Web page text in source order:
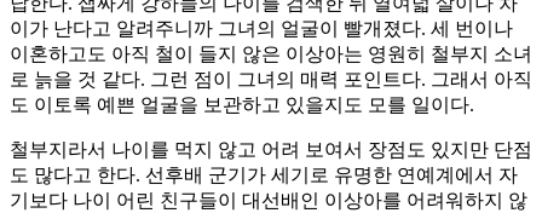
이가 난다고 알려주니까 그녀의 얼굴이 빨개졌다. 세 번이나
이혼하고도 아직 철이 들지 않은 이상아는 영원히 철부지 소녀
로 늙을 것 같다. 그런 점이 그녀의 매력 포인트다. 그래서 아직
도 이토록 예쁜 얼굴을 보관하고 있을지도 모를 일이다.
철부지라서 나이를 먹지 않고 어려 보여서 장점도 있지만 단점
도 많다고 한다. 선후배 군기가 세기로 유명한 연예계에서 자
기보다 나이 어린 친구들이 대선배인 이상아를 어려워하지 않